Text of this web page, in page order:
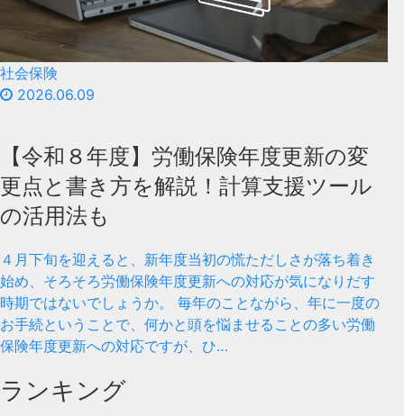
社会保険
2026.06.09
【令和８年度】労働保険年度更新の変
更点と書き方を解説！計算支援ツール
の活用法も
４月下旬を迎えると、新年度当初の慌ただしさが落ち着き
始め、そろそろ労働保険年度更新への対応が気になりだす
時期ではないでしょうか。 毎年のことながら、年に一度の
お手続ということで、何かと頭を悩ませることの多い労働
保険年度更新への対応ですが、ひ…
ランキング